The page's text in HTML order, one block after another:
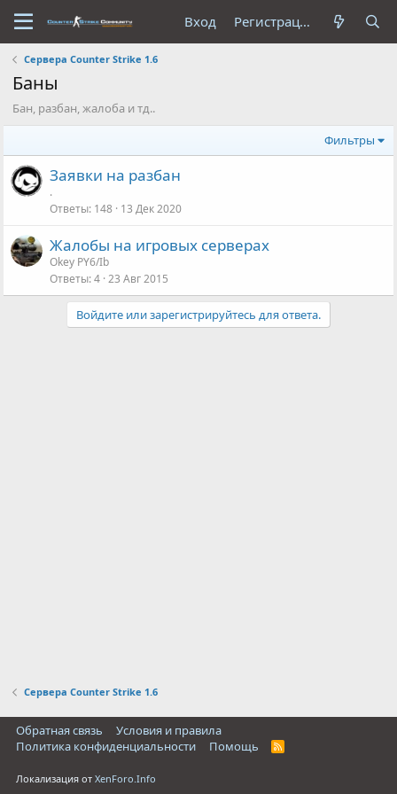
Вход Регистрация
Сервера Counter Strike 1.6
Баны
Бан, разбан, жалоба и тд..
Фильтры
Заявки на разбан
.
Ответы 148 13 Дек 2020
Жалобы на игровых серверах
Okey PY6/Ib
Ответы 4 23 Авг 2015
Войдите или зарегистрируйтесь для ответа.
Сервера Counter Strike 1.6
Обратная связь
Условия и правила
Политика конфиденциальности
Помощь
R
Локализация отXenForo.Info